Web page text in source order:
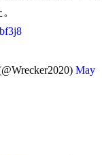
May